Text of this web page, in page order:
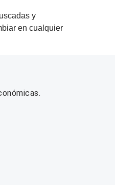
y
en cualquier